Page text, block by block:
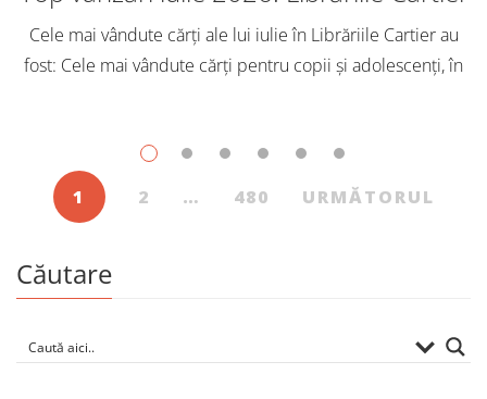
Cele mai vândute cărți ale lui iulie în Librăriile Cartier au
fost: Cele mai vândute cărți pentru copii și adolescenți, în
1 2 … 480 URMĂTORUL
Căutare